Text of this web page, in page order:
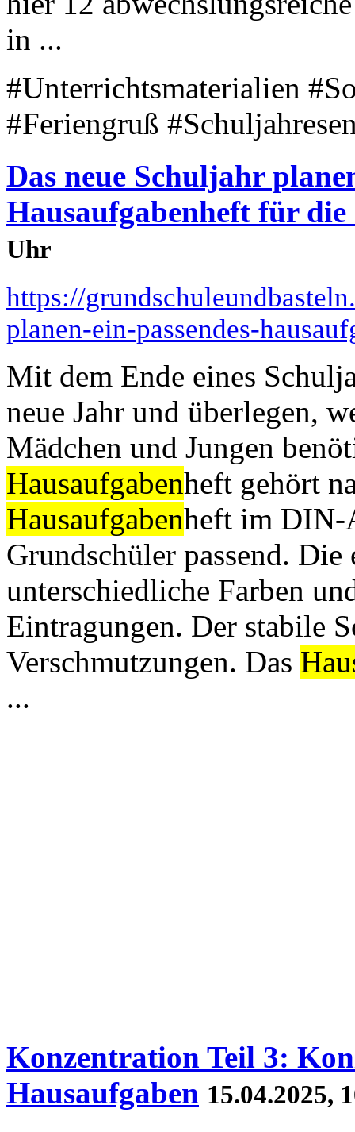
in ...
#Unterrichtsmaterialien
#Feriengruß
Das neue Schuljahr
Hausaufgabenheft für
Uhr
https://
planen-ein-passendes-
Mit dem Ende eines
neue Jahr und überlegen,
Mädchen und Jungen
Hausaufgabenheft gehört
Hausaufgabenheft im DIN-
Grundschüler passend. Die
unterschiedliche Farben
Eintragungen. Der stabile
Verschmutzungen. Das
...
Konzentration Teil 3:
Hausaufgaben 15.04.2025,